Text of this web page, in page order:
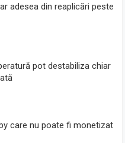
adesea din reaplicări peste
pot destabiliza chiar
care nu poate fi monetizat